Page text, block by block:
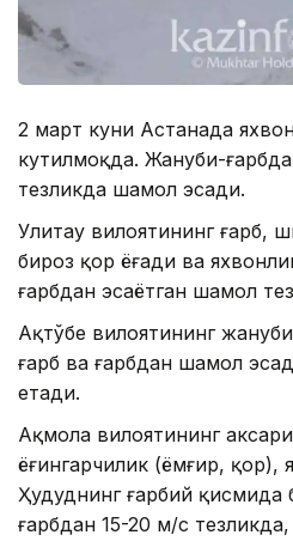
2 март куни Астанада
кутилмоқда. Жануби-
тезликда шамол эсади.
Улитау вилоятининг ғарб,
бироз қор ёғади ва
ғарбдан эсаётган шамол
Ақтўбе вилоятининг
ғарб ва ғарбдан шамол
етади.
Ақмола вилоятининг
ёғингарчилик (ёмғир, қор),
Ҳудуднинг ғарбий қисмида
ғарбдан 15-20 м/с